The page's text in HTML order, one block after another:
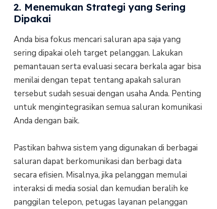
2. Menemukan Strategi yang Sering
Dipakai
Anda bisa fokus mencari saluran apa saja yang
sering dipakai oleh target pelanggan. Lakukan
pemantauan serta evaluasi secara berkala agar bisa
menilai dengan tepat tentang apakah saluran
tersebut sudah sesuai dengan usaha Anda. Penting
untuk mengintegrasikan semua saluran komunikasi
Anda dengan baik.
Pastikan bahwa sistem yang digunakan di berbagai
saluran dapat berkomunikasi dan berbagi data
secara efisien. Misalnya, jika pelanggan memulai
interaksi di media sosial dan kemudian beralih ke
panggilan telepon, petugas layanan pelanggan